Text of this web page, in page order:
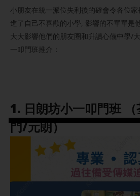
小朋友在統一派位失利後的確會令各位
進了自己不喜歡的小學, 影響的不單單是
大大影響他們的朋友圈和升讀心儀中學/
一叩門班推介：
1. 日朗坊小一叩門班
門/元朗）